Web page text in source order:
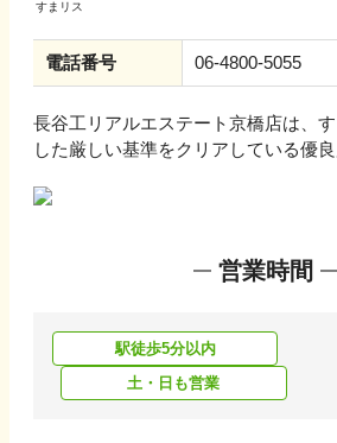
電話番号 06-4800-5055
長谷工リアルエステート京橋店は、
した厳しい基準をクリアしている優良
営業時間
駅徒歩5分以内
土・日も営業